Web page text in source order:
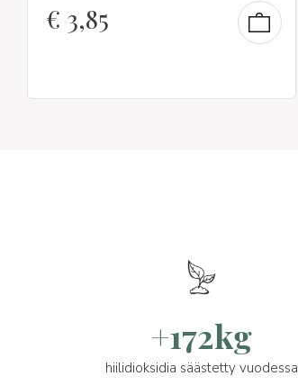
€ 3,85
+172kg
hiilidioksidia säästetty vuodessa